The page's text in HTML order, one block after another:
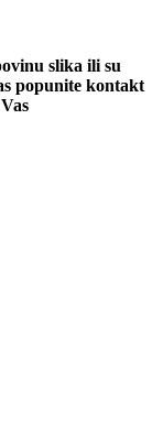
slika ili su
popunite kontakt